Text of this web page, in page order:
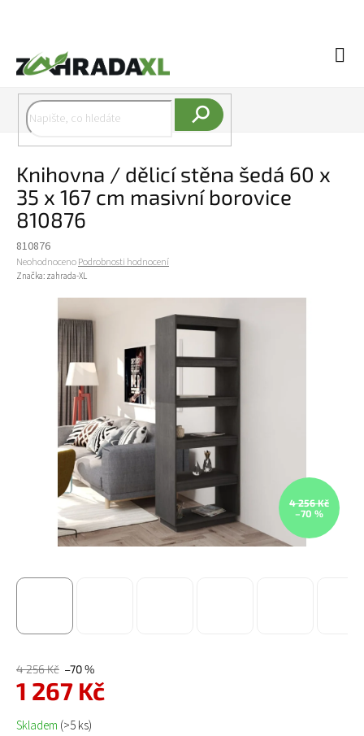
Knihovna / dělicí stěna šedá 60 x
35 x 167 cm masivní borovice
810876
810876
Průměrné hodnocení produktu je 0,0 z 5 hvězdiček.
NeohodnocenoPodrobnosti hodnocení
Značka: zahrada-XL
4 256 Kč
–70 %
4 256 Kč –70 %
1 267 Kč
Měrná cena:
Skladem (>5 ks)